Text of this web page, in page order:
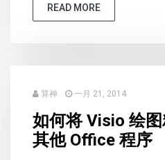
READ MORE
算神 一月 21, 2014
如何将 Visio 绘
其他 Office 程序